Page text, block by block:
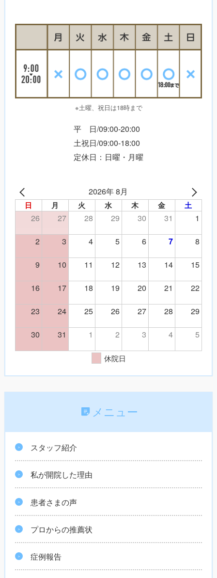
※土曜、祝日は18時まで
平 日/09:00-20:00
土祝日/09:00-18:00
定休日：日曜・月曜
2026年 8月
日 月 火 水 木 金 土
26 27 28 29 30 31
1
2
3 4 5 6 7
8
9
10 11 12 13 14
15
16
17 18 19 20 21
22
23
24 25 26 27 28
29
30
31 1 2 3 4 5
休院日
メニュー
スタッフ紹介
私が開院した理由
患者さまの声
プロからの推薦状
症例報告